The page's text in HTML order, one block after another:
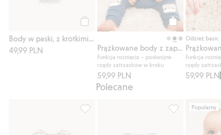
49,99 PLN
Kup
Funkcja rośnięcia – podwójne
rzędy zatrzasków w kroku
59,99 PLN
Odzież basic
Funkcja
rzędy
59,99 PLN
Polecane
Body w paski, z krótkimi rękawami,
Legginsy w
Popularny